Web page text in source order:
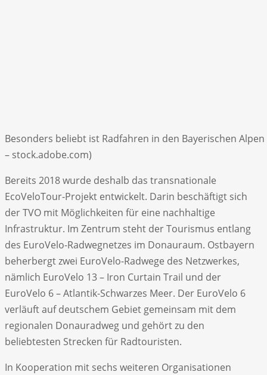
Besonders beliebt ist Radfahren in den Bayerischen Alpen
– stock.adobe.com)
Bereits 2018 wurde deshalb das transnationale
EcoVeloTour-Projekt entwickelt. Darin beschäftigt sich
der TVO mit Möglichkeiten für eine nachhaltige
Infrastruktur. Im Zentrum steht der Tourismus entlang
des EuroVelo-Radwegnetzes im Donauraum. Ostbayern
beherbergt zwei EuroVelo-Radwege des Netzwerkes,
nämlich EuroVelo 13 – Iron Curtain Trail und der
EuroVelo 6 – Atlantik-Schwarzes Meer. Der EuroVelo 6
verläuft auf deutschem Gebiet gemeinsam mit dem
regionalen Donauradweg und gehört zu den
beliebtesten Strecken für Radtouristen.
In Kooperation mit sechs weiteren Organisationen